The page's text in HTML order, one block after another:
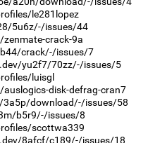
le281lopez
5u6z/-/issues/44
crack-9a
crack/-/issues/7
yu2f7/70zz/-/issues/5
luisgl
disk-defrag-cran7
download/-/issues/58
b5r9/-/issues/8
scottwa339
8afcf/c189/-/issues/18